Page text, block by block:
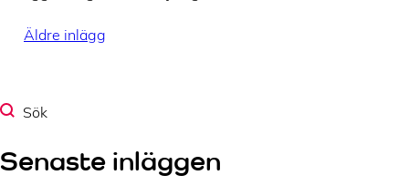
Inläggsnavigering
Äldre inlägg
Sök
Senaste inläggen